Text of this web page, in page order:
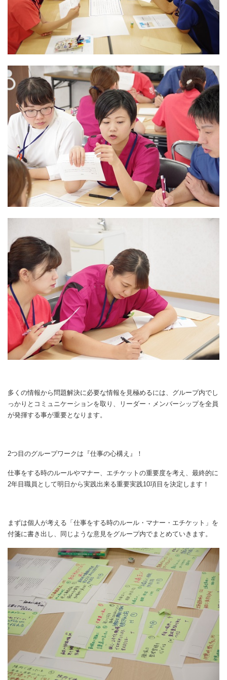
多くの情報から問題解決に必要な情報を見極めるには、グループ内でし
っかりとコミュニケーションを取り、リーダー・メンバーシップを全員
が発揮する事が重要となります。
2つ目のグループワークは『仕事の心構え』！
仕事をする時のルールやマナー、エチケットの重要度を考え、最終的に
2年目職員として明日から実践出来る重要実践10項目を決定します！
まずは個人が考える「仕事をする時のルール・マナー・エチケット」を
付箋に書き出し、同じような意見をグループ内でまとめていきます。